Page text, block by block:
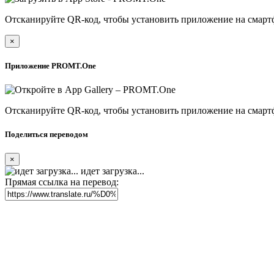
Отсканируйте QR-код, чтобы установить приложение на
×
Приложение PROMT.One
Отсканируйте QR-код, чтобы установить приложение на
Поделиться переводом
×
идет загрузка...
Прямая ссылка на перевод: